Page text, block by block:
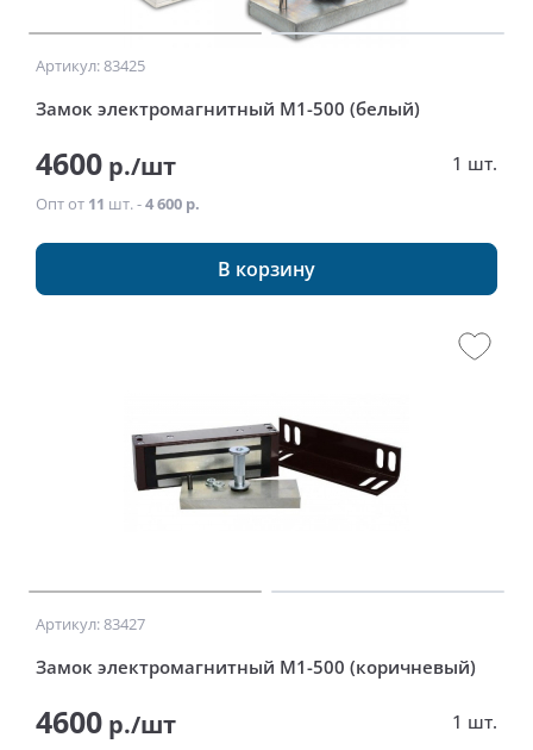
Артикул: 83425
Замок электромагнитный М1-500 (белый)
4600 р./шт 1 шт.
Опт от 11 шт. -4 600 р.
В корзину
Артикул: 83427
Замок электромагнитный М1-500 (коричневый)
4600 р./шт 1 шт.